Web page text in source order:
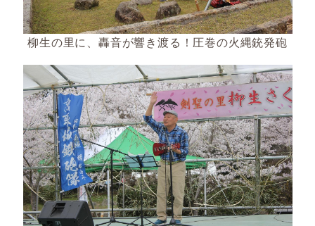
柳生の里に、轟音が響き渡る！圧巻の火縄銃発砲